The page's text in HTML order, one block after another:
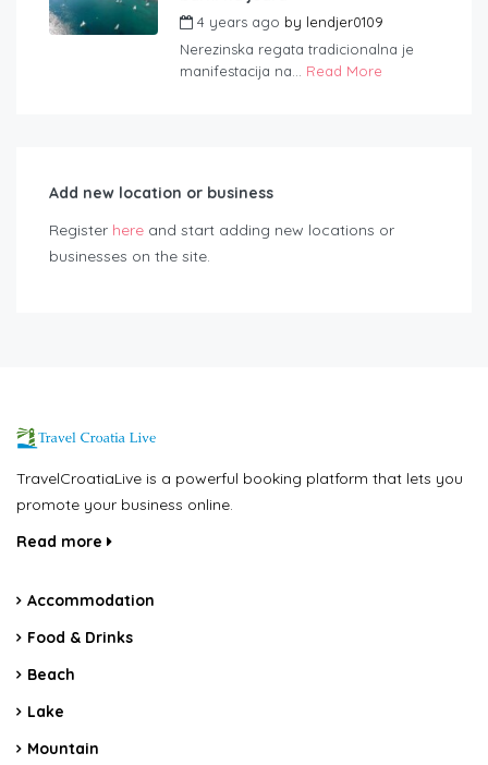
4 years ago by lendjer0109
Nerezinska regata tradicionalna je
manifestacija na... Read More
Add new location or business
Register here and start adding new locations or
businesses on the site.
TravelCroatiaLive is a powerful booking platform that lets you
promote your business online.
Read more
Accommodation
Food & Drinks
Beach
Lake
Mountain